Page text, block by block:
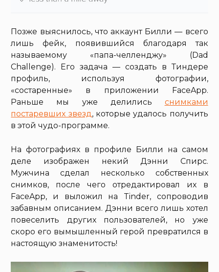
Позже выяснилось, что аккаунт Билли — всего
лишь фейк, появившийся благодаря так
называемому «папа-челленджу» (Dad
Challenge). Его задача — создать в Тиндере
профиль, используя фотографии,
«состаренные» в приложении FaceApp.
Раньше мы уже делились снимками
постаревших звезд, которые удалось получить
в этой чудо-программе.
На фотографиях в профиле Билли на самом
деле изображен некий Дэнни Спирс.
Мужчина сделал несколько собственных
снимков, после чего отредактировал их в
FaceApp, и выложил на Tinder, сопроводив
забавным описанием. Дэнни всего лишь хотел
повеселить других пользователей, но уже
скоро его вымышленный герой превратился в
настоящую знаменитость!